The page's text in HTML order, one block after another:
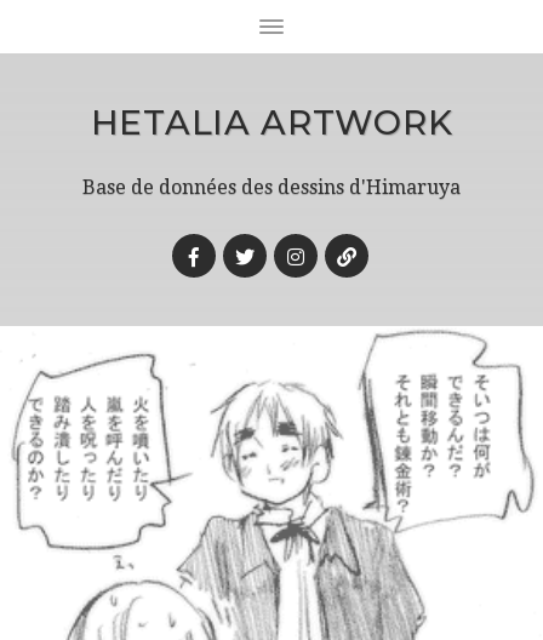
HETALIA ARTWORK
Base de données des dessins d'Himaruya